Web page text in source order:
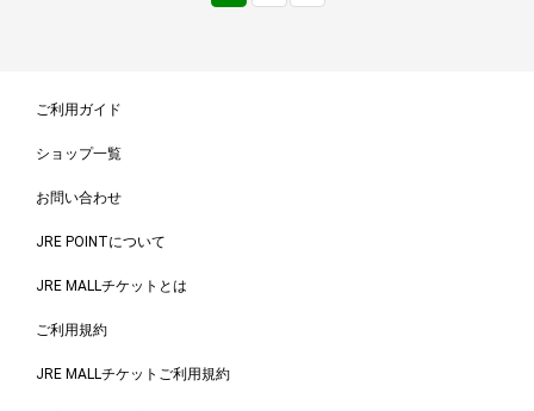
ご利用ガイド
ショップ一覧
お問い合わせ
JRE POINTについて
JRE MALLチケットとは
ご利用規約
JRE MALLチケットご利用規約